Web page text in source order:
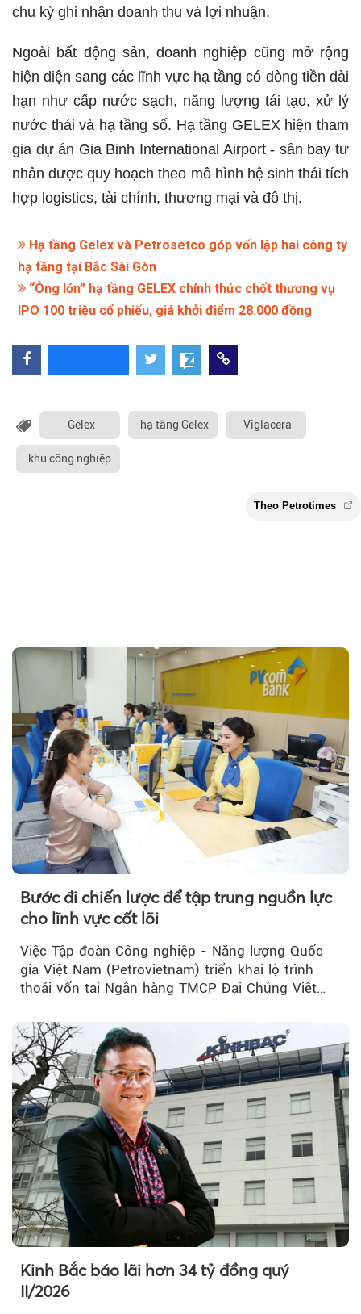
chu kỳ ghi nhận doanh thu và lợi nhuận.
Ngoài bất động sản, doanh nghiệp cũng mở rộng
hiện diện sang các lĩnh vực hạ tầng có dòng tiền dài
hạn như cấp nước sạch, năng lượng tái tạo, xử lý
nước thải và hạ tầng số. Hạ tầng GELEX hiện tham
gia dự án Gia Binh International Airport - sân bay tư
nhân được quy hoạch theo mô hình hệ sinh thái tích
hợp logistics, tài chính, thương mại và đô thị.
Hạ tầng Gelex và Petrosetco góp vốn lập hai công ty
hạ tầng tại Bắc Sài Gòn
“Ông lớn” hạ tầng GELEX chính thức chốt thương vụ
IPO 100 triệu cổ phiếu, giá khởi điểm 28.000 đồng
Gelex hạ tầng Gelex Viglacera
khu công nghiệp
Bước đi chiến lược để tập trung nguồn lực
cho lĩnh vực cốt lõi
Việc Tập đoàn Công nghiệp - Năng lượng Quốc
gia Việt Nam (Petrovietnam) triển khai lộ trình
thoái vốn tại Ngân hàng TMCP Đại Chúng Việt
Kinh Bắc báo lãi hơn 34 tỷ đồng quý
II/2026